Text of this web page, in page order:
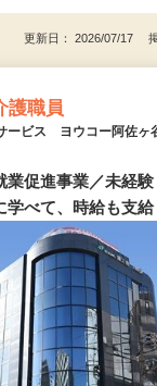
更新日： 2026/07/17
護職員
ービス ヨウコー阿佐ヶ
業促進事業／未経
学べて、時給も支給